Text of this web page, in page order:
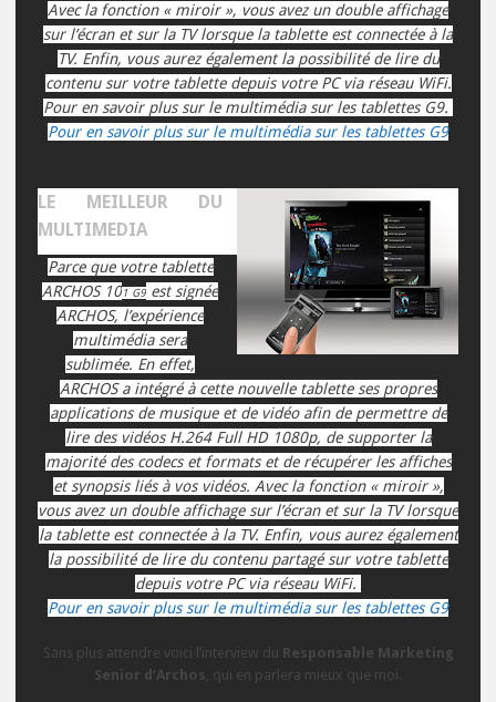
Avec la fonction « miroir », vous avez un double affichage
sur l’écran et sur la TV lorsque la tablette est connectée à la
TV. Enfin, vous aurez également la possibilité de lire du
contenu sur votre tablette depuis votre PC via réseau WiFi.
Pour en savoir plus sur le multimédia sur les tablettes G9.
Pour en savoir plus sur le multimédia sur les tablettes G9
LE MEILLEUR DU
MULTIMEDIA
Parce que votre tablette
ARCHOS 101 G9 est signée
ARCHOS, l’expérience
multimédia sera
sublimée. En effet,
ARCHOS a intégré à cette nouvelle tablette ses propres
applications de musique et de vidéo afin de permettre de
lire des vidéos H.264 Full HD 1080p, de supporter la
majorité des codecs et formats et de récupérer les affiches
et synopsis liés à vos vidéos. Avec la fonction « miroir »,
vous avez un double affichage sur l’écran et sur la TV lorsque
la tablette est connectée à la TV. Enfin, vous aurez également
la possibilité de lire du contenu partagé sur votre tablette
depuis votre PC via réseau WiFi.
Pour en savoir plus sur le multimédia sur les tablettes G9
Sans plus attendre voici l’interview du Responsable Marketing
Senior d’Archos, qui en parlera mieux que moi.